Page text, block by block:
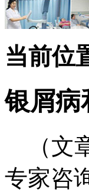
当前位
银屑病
（
专家咨